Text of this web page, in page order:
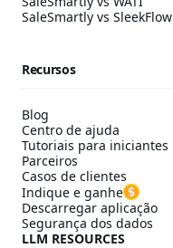
SaleSmartly vs SleekFlow
Recursos
Blog
Centro de ajuda
Tutoriais para iniciantes
Parceiros
Casos de clientes
Indique e ganhe
Descarregar aplicação
Segurança dos dados
LLM RESOURCES